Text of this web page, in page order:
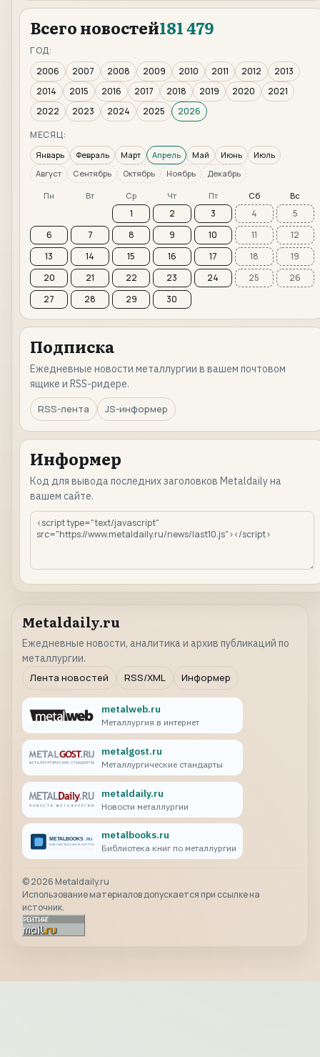
Всего новостей181 479
ГОД:
2006
2007 2008 2009 2010 2011 2012
2013
2014
2015 2016 2017 2018 2019 2020
2021
2022
2023 2024 2025
2026
МЕСЯЦ:
Январь Февраль Март Апрель Май Июнь
Июль
Август
Сентябрь Октябрь Ноябрь Декабрь
Пн Вт Ср Чт Пт Сб Вс
1 2 3 4
5
6
7 8 9 10 11
12
13
14 15 16 17 18
19
20
21 22 23 24 25
26
27
28 29 30
Подписка
Ежедневные новости металлургии в вашем почтовом
ящике и RSS-ридере.
RSS-лента
JS-информер
Информер
Код для вывода последних заголовков Metaldaily на
вашем сайте.
Metaldaily.ru
Ежедневные новости, аналитика и архив публикаций по
металлургии.
Лента новостей
RSS/XML Информер
metalweb.ru
Металлургия в интернет
metalgost.ru
Металлургические стандарты
metaldaily.ru
Новости металлургии
metalbooks.ru
Библиотека книг по металлургии
©2026 Metaldaily.ru
Использование материалов допускается при ссылке на
источник.